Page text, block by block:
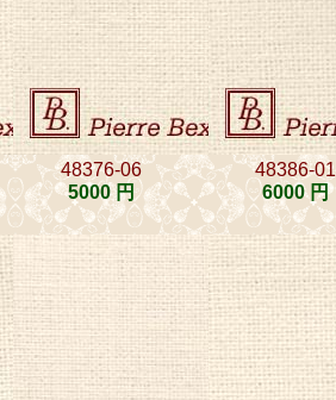
48376-06
5000 円
48386-01
6000 円